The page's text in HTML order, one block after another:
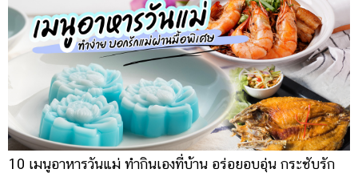
10 เมนูอาหารวันแม่ ทำกินเองที่บ้าน อร่อยอบอุ่น กระชับรัก